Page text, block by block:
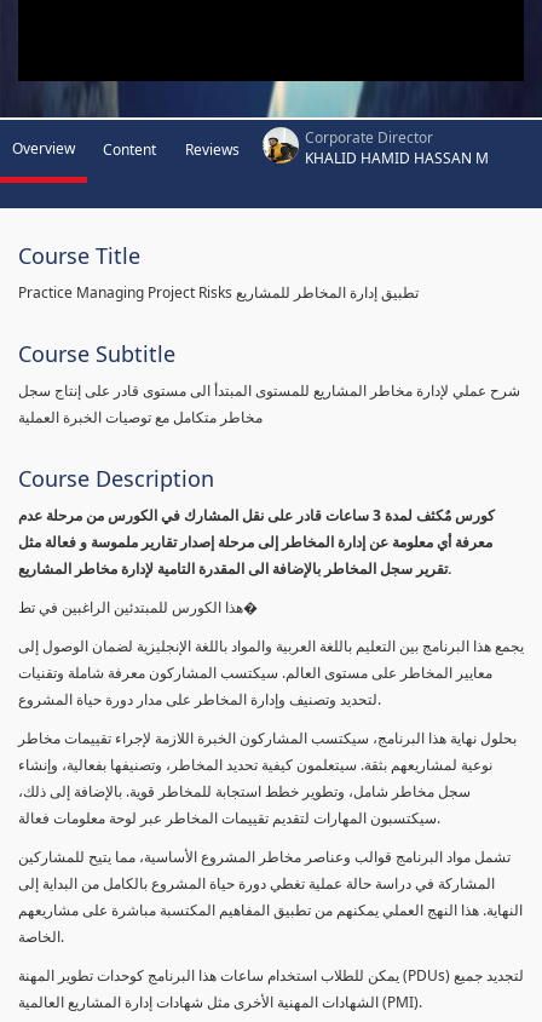
Overview Content Reviews
Corporate Director
KHALID HAMID HASSAN M
Course Title
Practice Managing Project Risks تطبيق إدارة المخاطر للمشاريع
Course Subtitle
شرح عملي لإدارة مخاطر المشاريع للمستوى المبتدأ الى مستوى قادر على إنتاج سجل
مخاطر متكامل مع توصيات الخبرة العملية
Course Description
كورس مٌكثف لمدة 3 ساعات قادر على نقل المشارك في الكورس من مرحلة عدم
معرفة أي معلومة عن إدارة المخاطر إلى مرحلة إصدار تقارير ملموسة و فعالة مثل
تقرير سجل المخاطر بالإضافة الى المقدرة التامية لإدارة مخاطر المشاريع.
هذا الكورس للمبتدئين الراغبين في تط�
يجمع هذا البرنامج بين التعليم باللغة العربية والمواد باللغة الإنجليزية لضمان الوصول إلى
معايير المخاطر على مستوى العالم. سيكتسب المشاركون معرفة شاملة وتقنيات
لتحديد وتصنيف وإدارة المخاطر على مدار دورة حياة المشروع.
بحلول نهاية هذا البرنامج، سيكتسب المشاركون الخبرة اللازمة لإجراء تقييمات مخاطر
نوعية لمشاريعهم بثقة. سيتعلمون كيفية تحديد المخاطر، وتصنيفها بفعالية، وإنشاء
سجل مخاطر شامل، وتطوير خطط استجابة للمخاطر قوية. بالإضافة إلى ذلك،
سيكتسبون المهارات لتقديم تقييمات المخاطر عبر لوحة معلومات فعالة.
تشمل مواد البرنامج قوالب وعناصر مخاطر المشروع الأساسية، مما يتيح للمشاركين
المشاركة في دراسة حالة عملية تغطي دورة حياة المشروع بالكامل من البداية إلى
النهاية. هذا النهج العملي يمكنهم من تطبيق المفاهيم المكتسبة مباشرة على مشاريعهم
الخاصة.
يمكن للطلاب استخدام ساعات هذا البرنامج كوحدات تطوير المهنة (PDUs) لتجديد جميع
الشهادات المهنية الأخرى مثل شهادات إدارة المشاريع العالمية (PMI).